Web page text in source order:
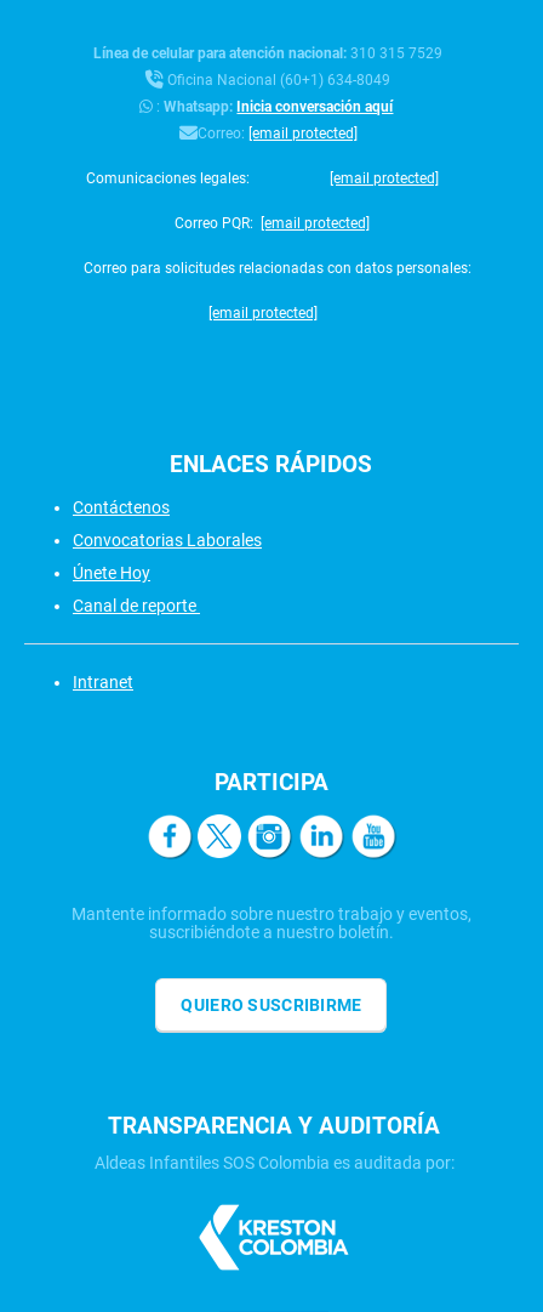
Línea de celular para atención nacional:310 315 7529
Oficina Nacional (60+1) 634-8049
:Whatsapp: Inicia conversación aquí
Correo: [email protected]
Comunicaciones legales: [email protected]
Correo PQR: [email protected]
Correo para solicitudes relacionadas con datos personales:
[email protected]
ENLACES RÁPIDOS
Contáctenos
Convocatorias Laborales
Únete Hoy
Canal de reporte
Intranet
PARTICIPA
Mantente informado sobre nuestro trabajo y eventos,
suscribiéndote a nuestro boletín.
QUIERO SUSCRIBIRME
TRANSPARENCIA Y AUDITORÍA
Aldeas Infantiles SOS Colombia es auditada por: